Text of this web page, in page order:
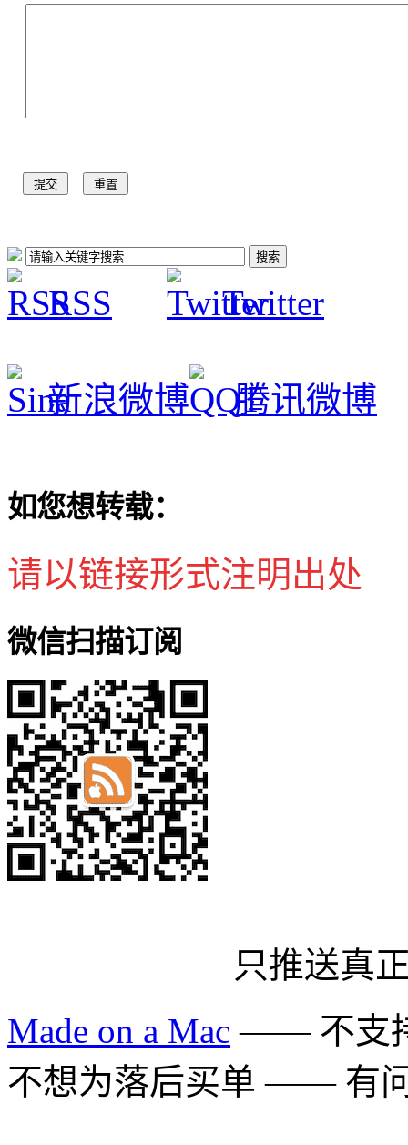
RSS Twitter
新浪微博 腾讯微博
如您想转载：
请以链接形式注明出处
微信扫描订阅
只推送真
Made on a Mac —— 不支
不想为落后买单 —— 有